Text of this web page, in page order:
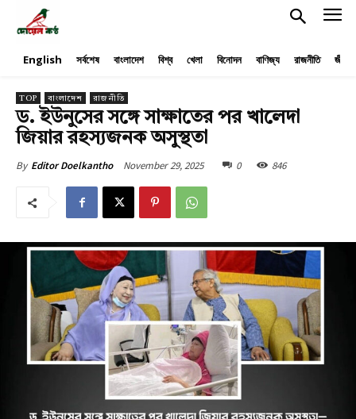
English সর্বশেষ বাংলাদেশ বিশ্ব খেলা বিনোদন বাণিজ্য রাজনীতি
TOP বাংলাদেশ রাজনীতি
ড. ইউনুসের সঙ্গে সাক্ষাতের পর খালেদা
জিয়ার রহস্যজনক অসুস্থতা
By Editor Doelkantho November 29, 2025 0 846